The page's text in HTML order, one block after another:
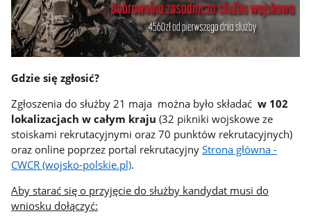
Gdzie się zgłosić?
Zgłoszenia do służby 21 maja można było składać w 102
lokalizacjach w całym kraju (32 pikniki wojskowe ze
stoiskami rekrutacyjnymi oraz 70 punktów rekrutacyjnych)
oraz online poprzez portal rekrutacyjnyStrona główna -
CWCR (wojsko-polskie.pl).
Aby starać się o przyjęcie do służby kandydat musi do
wniosku dołączyć: